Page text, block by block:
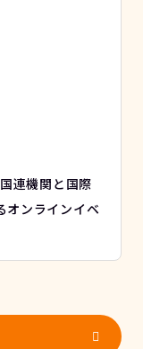
連機関と国際
オンラインイベ